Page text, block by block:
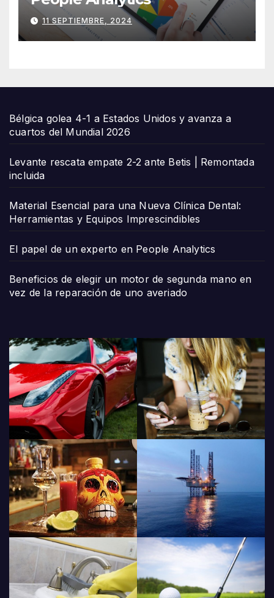
11 SEPTIEMBRE, 2024
Bélgica golea 4-1 a Estados Unidos y avanza a
cuartos del Mundial 2026
Levante rescata empate 2-2 ante Betis | Remontada
incluida
Material Esencial para una Nueva Clínica Dental:
Herramientas y Equipos Imprescindibles
El papel de un experto en People Analytics
Beneficios de elegir un motor de segunda mano en
vez de la reparación de uno averiado